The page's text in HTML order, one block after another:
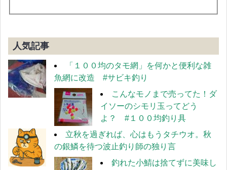
人気記事
「１００均のタモ網」を何かと便利な雑
魚網に改造 #サビキ釣り
こんなモノまで売ってた！ダ
イソーのシモリ玉ってどう
よ？ #１００均釣り具
立秋を過ぎれば、心はもうタチウオ。秋
の銀鱗を待つ波止釣り師の独り言
釣れた小鯖は捨てずに美味し